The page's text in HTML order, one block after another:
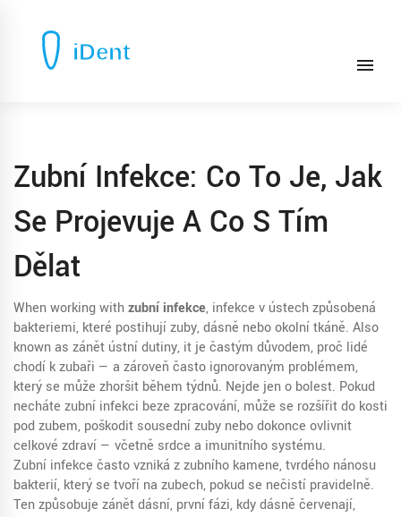
Zubní Infekce: Co To Je, Jak
Se Projevuje A Co S Tím
Dělat
When working withzubní infekce, infekce v ústech způsobená
bakteriemi, které postihují zuby, dásně nebo okolní tkáně. Also
known as zánět ústní dutiny, it je častým důvodem, proč lidé
chodí k zubaři — a zároveň často ignorovaným problémem,
který se může zhoršit během týdnů. Nejde jen o bolest. Pokud
necháte zubní infekci beze zpracování, může se rozšířit do kosti
pod zubem, poškodit sousední zuby nebo dokonce ovlivnit
celkové zdraví — včetně srdce a imunitního systému.
Zubní infekce často vzniká zzubního kamene,tvrdého nánosu
bakterií, který se tvoří na zubech, pokud se nečistí pravidelně.
Ten způsobuje zánět dásní, první fázi, kdy dásně červenají,